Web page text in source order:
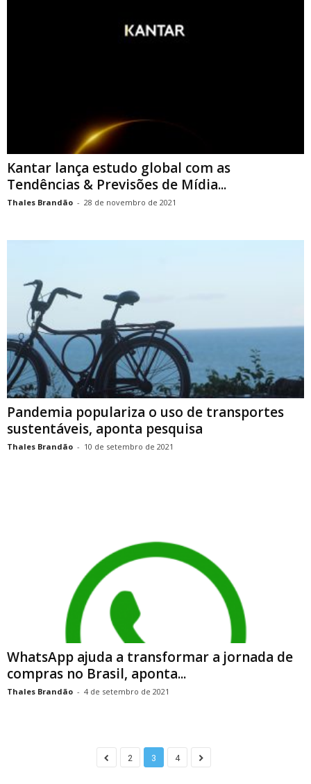
Kantar lança estudo global com as
Tendências & Previsões de Mídia...
Thales Brandão - 28 de novembro de 2021
Pandemia populariza o uso de transportes
sustentáveis, aponta pesquisa
Thales Brandão - 10 de setembro de 2021
WhatsApp ajuda a transformar a jornada de
compras no Brasil, aponta...
Thales Brandão - 4 de setembro de 2021
2 3 4